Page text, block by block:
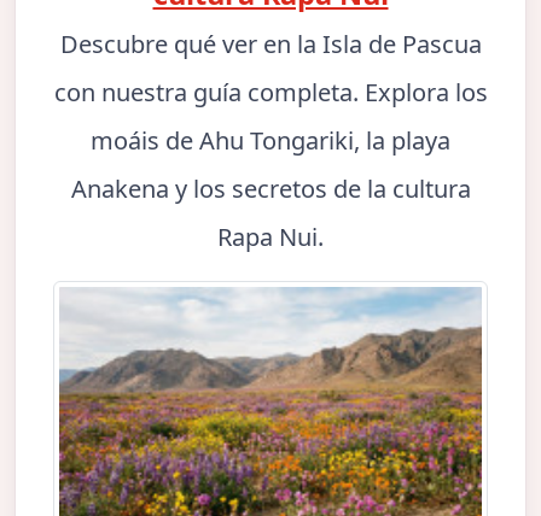
Descubre qué ver en la Isla de Pascua
con nuestra guía completa. Explora los
moáis de Ahu Tongariki, la playa
Anakena y los secretos de la cultura
Rapa Nui.